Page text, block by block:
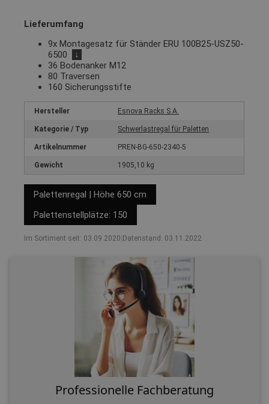
Lieferumfang
9x Montagesatz für Ständer ERU 100B25-USZ50-
6500
↓
36 Bodenanker M12
80 Traversen
160 Sicherungsstifte
Hersteller Esnova Racks S.A.
Kategorie / Typ Schwerlastregal für Paletten
Artikelnummer PREN-BG-650-2340-5
Gewicht 1905,10 kg
Palettenregal | Höhe 650 cm
Palettenstellplätze: 150
Im Sortiment seit: 03.09.2020 Datenstand: 03.11.2022
Professionelle Fachberatung